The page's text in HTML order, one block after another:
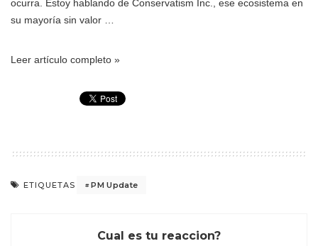
ocurra. Estoy hablando de Conservatism Inc., ese ecosistema en
su mayoría sin valor …
Leer artículo completo »
ETIQUETAS PM Update
Cual es tu reaccion?